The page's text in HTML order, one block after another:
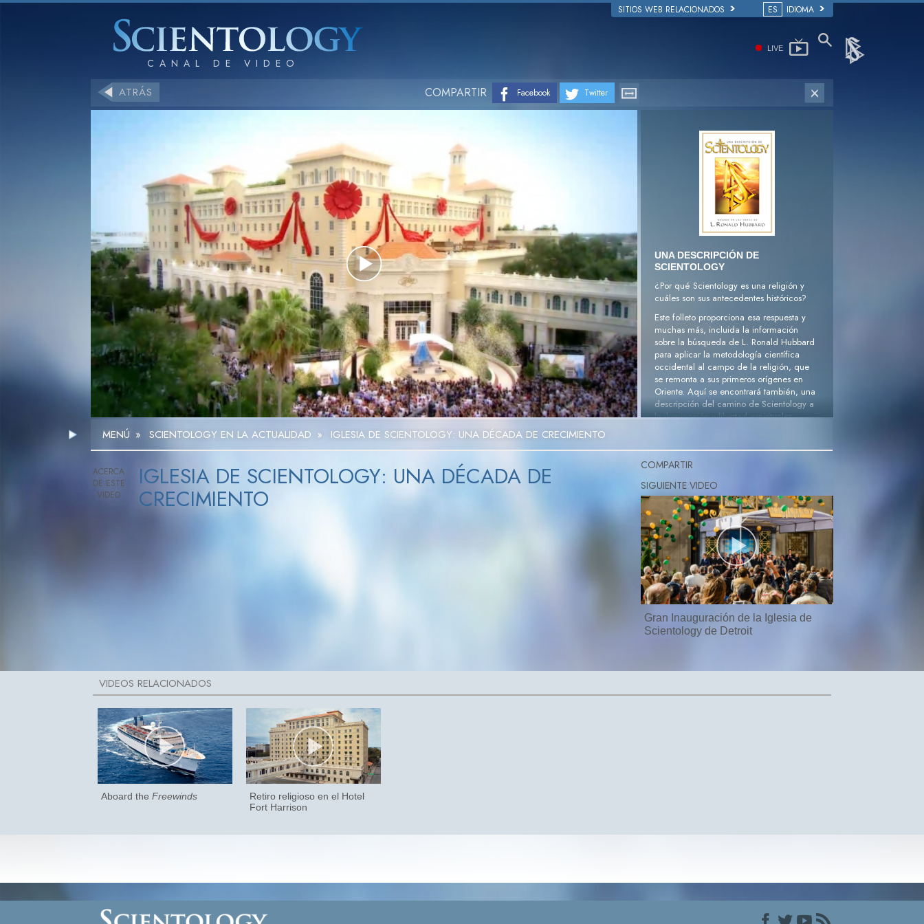
SITIOS WEB RELACIONADOS ES IDIOMA
LIVE
ATRÁS COMPARTIR Facebook Twitter
Play
Video
MENÚ » SCIENTOLOGY EN LA ACTUALIDAD » IGLESIA DE SCIENTOLOGY: UNA DÉCADA DE CRECIMIENTO
UNA DESCRIPCIÓN DE
SCIENTOLOGY
¿Por qué Scientology es una religión y
cuáles son sus antecedentes históricos?
Este folleto proporciona esa respuesta y
muchas más, incluida la información
sobre la búsqueda de L. Ronald Hubbard
para aplicar la metodología científica
occidental al campo de la religión, que
se remonta a sus primeros orígenes en
Oriente. Aquí se encontrará también, una
descripción del camino de Scientology a
la iluminación y libertad espirituales.
IGLESIA DE SCIENTOLOGY: UNA DÉCADA DE
CRECIMIENTO
COMPARTIR
Gran Inauguración de la Iglesia de
Scientology de Detroit
Aboard the Freewinds
Retiro religioso en el Hotel
Fort Harrison